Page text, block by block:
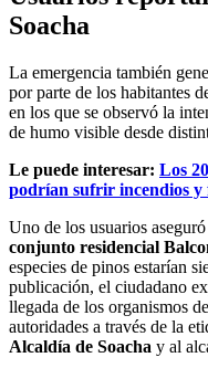
Soacha
La emergencia también
por parte de los habitantes
en los que se observó la
de humo visible desde
Le puede interesar: Los
podrían sufrir incendios
Uno de los usuarios
conjunto residencial
especies de pinos estarían
publicación, el ciudadano
llegada de los organismos
autoridades a través de la
Alcaldía de Soacha y al